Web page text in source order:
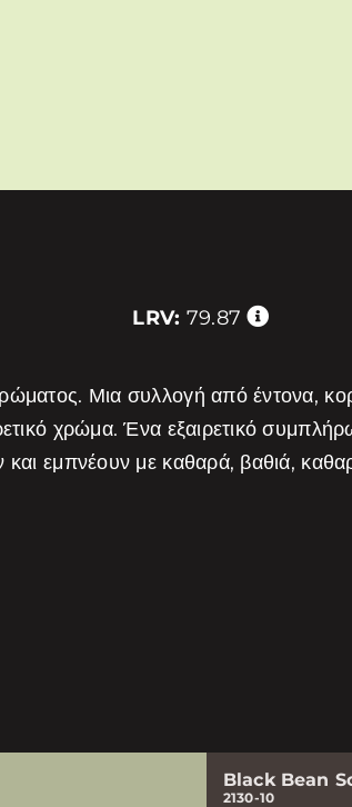
LRV: 79.87
Μια συλλογή από έντονα,
χρώμα. Ένα εξαιρετικό
εμπνέουν με καθαρά, βαθιά,
Black Bean
2130-10